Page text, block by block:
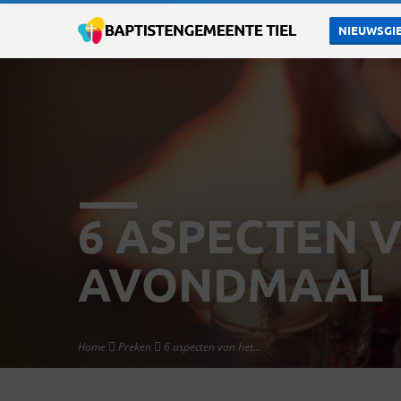
6 ASPECTEN
AVONDMAAL
Home Preken 6 aspecten van het…